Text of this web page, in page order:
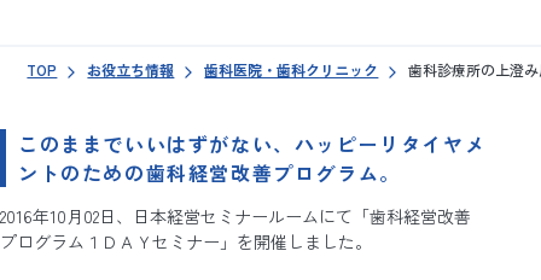
TOP お役立ち情報 歯科医院・歯科クリニック 歯科診療所の上澄
このままでいいはずがない、ハッピーリタイヤメ
ントのための歯科経営改善プログラム。
2016年10月02日、日本経営セミナールームにて「歯科経営改善
プログラム１ＤＡＹセミナー」を開催しました。